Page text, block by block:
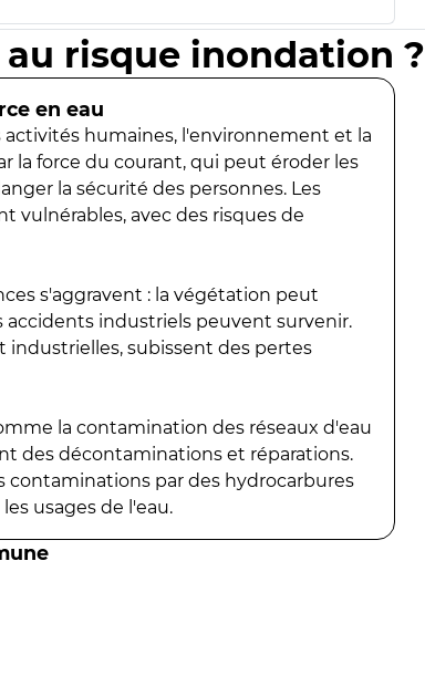
risque inondation ?
en eau
humaines, l'environnement et la
la force du courant, qui peut éroder les
la sécurité des personnes. Les
vulnérables, avec des risques de
s'aggravent : la végétation peut
industriels peuvent survenir.
subissent des pertes
la contamination des réseaux d'eau
des décontaminations et réparations.
contaminations par des hydrocarbures
usages de l'eau.